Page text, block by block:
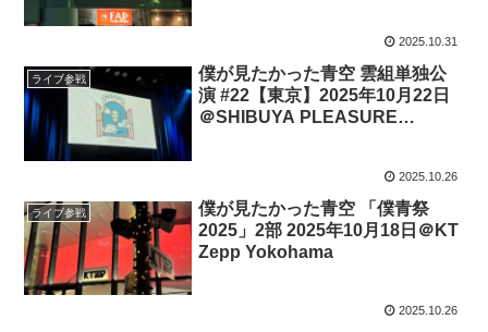
2025.10.31
ライブ参戦
僕が見たかった青空 雲組単独公
演 #22【東京】2025年10月22日
＠SHIBUYA PLEASURE
2025.10.26
ライブ参戦
僕が見たかった青空 「僕青祭
2025」2部 2025年10月18日＠KT
Zepp Yokohama
2025.10.26